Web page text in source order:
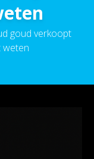
goud verkoopt
weten